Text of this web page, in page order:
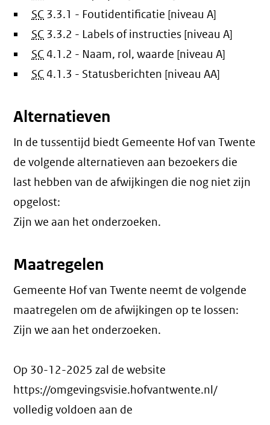
SC 3.3.1 - Foutidentificatie [niveau A]
SC 3.3.2 - Labels of instructies [niveau A]
SC 4.1.2 - Naam, rol, waarde [niveau A]
SC 4.1.3 - Statusberichten [niveau AA]
Alternatieven
In de tussentijd biedt Gemeente Hof van Twente
de volgende alternatieven aan bezoekers die
last hebben van de afwijkingen die nog niet zijn
opgelost:
Zijn we aan het onderzoeken.
Maatregelen
Gemeente Hof van Twente neemt de volgende
maatregelen om de afwijkingen op te lossen:
Zijn we aan het onderzoeken.
Op 30-12-2025 zal de website
https://omgevingsvisie.hofvantwente.nl/
volledig voldoen aan de